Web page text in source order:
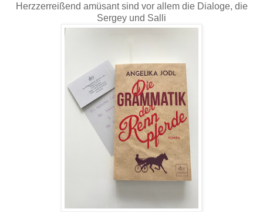
Herzzerreißend amüsant sind vor allem die Dialoge, die
Sergey und Salli